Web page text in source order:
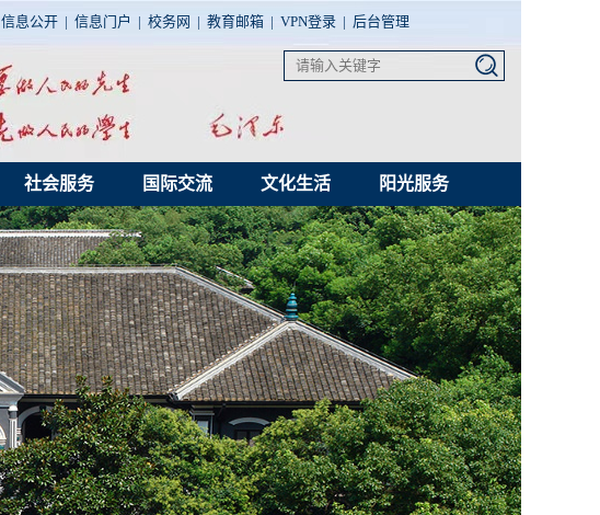
信息公开 | 信息门户 | 校务网 | 教育邮箱 | VPN登录 | 后台管理
社会服务 国际交流 文化生活 阳光服务